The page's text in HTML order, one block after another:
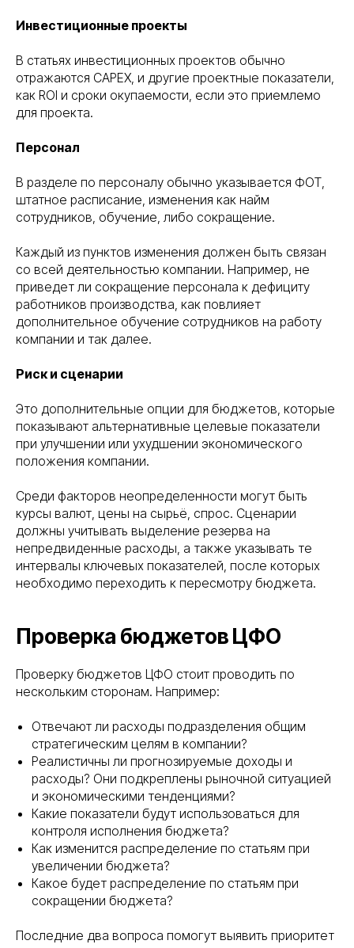
Инвестиционные проекты
В статьях инвестиционных проектов обычно
отражаются CAPEX, и другие проектные показатели,
как ROI и сроки окупаемости, если это приемлемо
для проекта.
Персонал
В разделе по персоналу обычно указывается ФОТ,
штатное расписание, изменения как найм
сотрудников, обучение, либо сокращение.
Каждый из пунктов изменения должен быть связан
со всей деятельностью компании. Например, не
приведет ли сокращение персонала к дефициту
работников производства, как повлияет
дополнительное обучение сотрудников на работу
компании и так далее.
Риск и сценарии
Это дополнительные опции для бюджетов, которые
показывают альтернативные целевые показатели
при улучшении или ухудшении экономического
положения компании.
Среди факторов неопределенности могут быть
курсы валют, цены на сырьё, спрос. Сценарии
должны учитывать выделение резерва на
непредвиденные расходы, а также указывать те
интервалы ключевых показателей, после которых
необходимо переходить к пересмотру бюджета.
Проверка бюджетов ЦФО
Проверку бюджетов ЦФО стоит проводить по
нескольким сторонам. Например:
Отвечают ли расходы подразделения общим
стратегическим целям в компании?
Реалистичны ли прогнозируемые доходы и
расходы? Они подкреплены рыночной ситуацией
и экономическими тенденциями?
Какие показатели будут использоваться для
контроля исполнения бюджета?
Как изменится распределение по статьям при
увеличении бюджета?
Какое будет распределение по статьям при
сокращении бюджета?
Последние два вопроса помогут выявить приоритет